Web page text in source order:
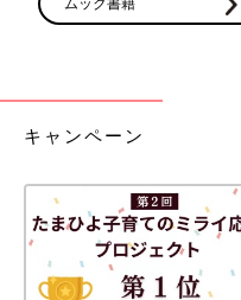
キャンペーン